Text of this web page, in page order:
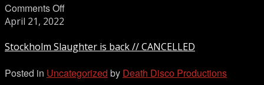
Comments Offon
is
//
April 21, 2022
Stockholm Slaughter is back // CANCELLED
Posted in Uncategorized by Death Disco Productions